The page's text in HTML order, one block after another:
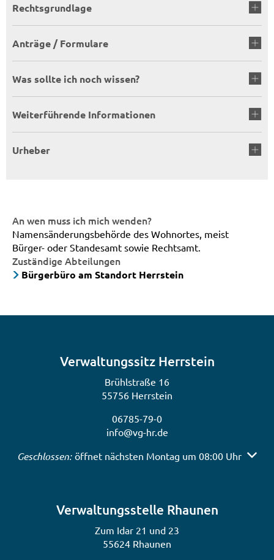
Rechtsgrundlage
Anträge / Formulare
Was sollte ich noch wissen?
Weiterführende Informationen
Urheber
An wen muss ich mich wenden?
Namensänderungsbehörde des Wohnortes, meist
Bürger- oder Standesamt sowie Rechtsamt.
Zuständige Abteilungen
Bürgerbüro am Standort Herrstein
Verwaltungssitz Herrstein
Brühlstraße 16
55756 Herrstein
06785-79-0
info@vg-hr.de
Klicken, um weitere Öffnungs- oder Schließzeiten
Geschlossen: öffnet nächsten Montag um 08:00 Uhr
Verwaltungsstelle Rhaunen
Zum Idar 21 und 23
55624 Rhaunen